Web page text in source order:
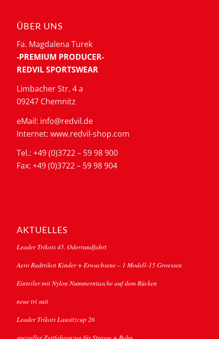
ÜBER UNS
Fa. Magdalena Turek
-PREMIUM PRODUCER-
REDVIL SPORTSWEAR
Limbacher Str. 4 a
09247 Chemnitz
eMail: info@redvil.de
Internet: www.redvil-shop.com
Tel.: +49 (0)3722 – 59 98 900
Fax: +49 (0)3722 – 59 98 904
AKTUELLES
Leader Trikots 45. Oderrundfahrt
Aero Radtrikot Kinder + Erwachsene – 1 Modell-15 Groessen
Einteiler mit Nylon Nummerntasche auf dem Rücken
neue tri suit
Leader Trikots Lausitzcup 26